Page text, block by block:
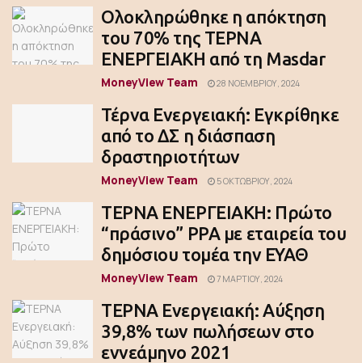
Ολοκληρώθηκε η απόκτηση
του 70% της ΤΕΡΝΑ
ΕΝΕΡΓΕΙΑΚΗ από τη Masdar
MoneyView Team 28 ΝΟΕΜΒΡΊΟΥ, 2024
Τέρνα Ενεργειακή: Εγκρίθηκε
από το ΔΣ η διάσπαση
δραστηριοτήτων
MoneyView Team 5 ΟΚΤΩΒΡΊΟΥ, 2024
ΤΕΡΝΑ ΕΝΕΡΓΕΙΑΚΗ: Πρώτο
“πράσινο” PPA με εταιρεία του
δημόσιου τομέα την ΕΥΑΘ
MoneyView Team 7 ΜΑΡΤΊΟΥ, 2024
ΤΕΡΝΑ Ενεργειακή: Αύξηση
39,8% των πωλήσεων στο
εννεάμηνο 2021